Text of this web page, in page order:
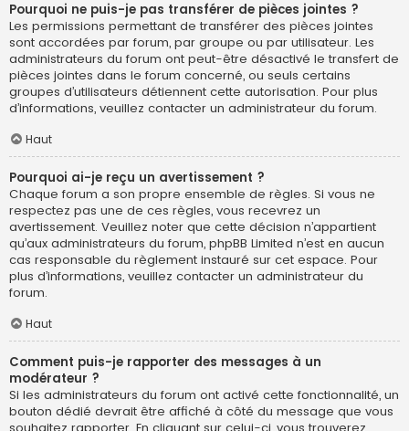
Pourquoi ne puis-je pas transférer de pièces jointes ?
Les permissions permettant de transférer des pièces jointes
sont accordées par forum, par groupe ou par utilisateur. Les
administrateurs du forum ont peut-être désactivé le transfert de
pièces jointes dans le forum concerné, ou seuls certains
groupes d’utilisateurs détiennent cette autorisation. Pour plus
d’informations, veuillez contacter un administrateur du forum.
Haut
Pourquoi ai-je reçu un avertissement ?
Chaque forum a son propre ensemble de règles. Si vous ne
respectez pas une de ces règles, vous recevrez un
avertissement. Veuillez noter que cette décision n’appartient
qu’aux administrateurs du forum, phpBB Limited n’est en aucun
cas responsable du règlement instauré sur cet espace. Pour
plus d’informations, veuillez contacter un administrateur du
forum.
Haut
Comment puis-je rapporter des messages à un
modérateur ?
Si les administrateurs du forum ont activé cette fonctionnalité, un
bouton dédié devrait être affiché à côté du message que vous